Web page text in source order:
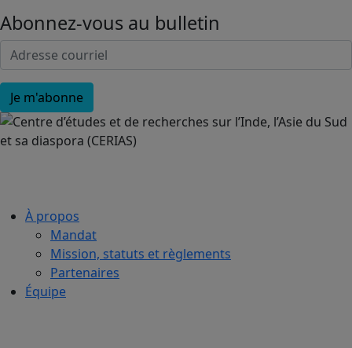
Abonnez-vous au bulletin
À propos
Mandat
Mission, statuts et règlements
Partenaires
Équipe